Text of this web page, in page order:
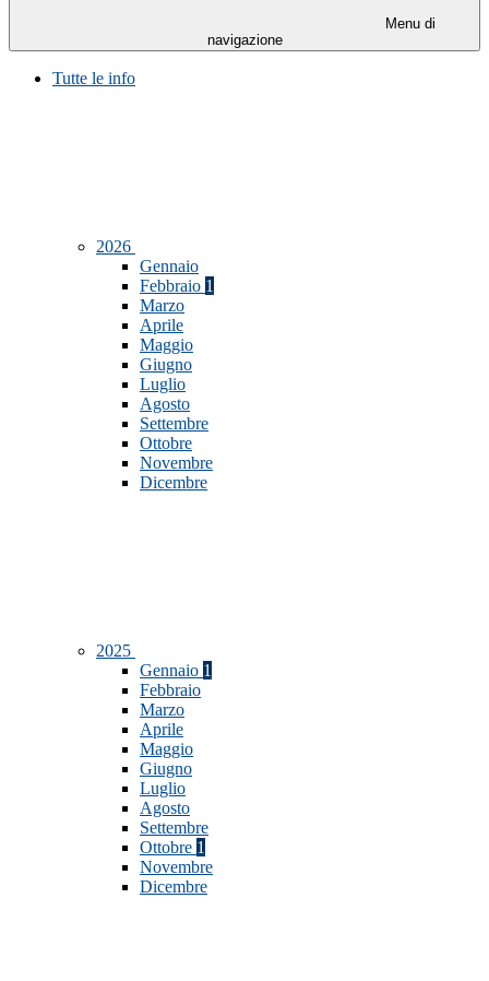
Menu di
navigazione
Tutte le info
2026
Gennaio
Febbraio 1
Marzo
Aprile
Maggio
Giugno
Luglio
Agosto
Settembre
Ottobre
Novembre
Dicembre
2025
Gennaio 1
Febbraio
Marzo
Aprile
Maggio
Giugno
Luglio
Agosto
Settembre
Ottobre 1
Novembre
Dicembre